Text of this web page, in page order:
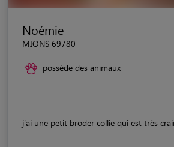
Noémie
MIONS 69780
possède des animaux
j'ai une petit broder collie qui est très